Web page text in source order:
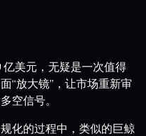
美元，无疑是一次值得
“放大镜”，让市场重新审
空信号。
化的过程中，类似的巨鲸